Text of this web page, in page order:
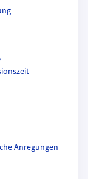
Anregungen